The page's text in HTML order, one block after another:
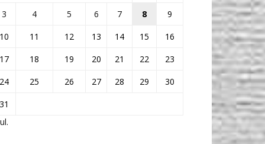
3
4 5 6 7 8
9
11 12 13 14 15
16
18 19 20 21 22
23
25 26 27 28 29
30